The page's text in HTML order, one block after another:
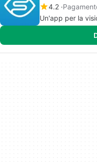
4.2
Un'app per la